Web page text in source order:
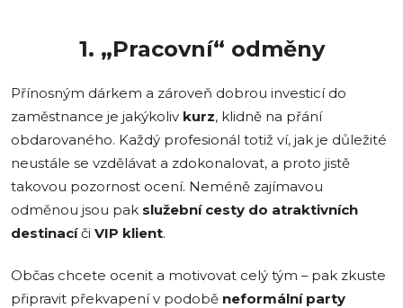
1. „Pracovní“ odměny
Přínosným dárkem a zároveň dobrou investicí do
zaměstnance je jakýkoliv kurz, klidně na přání
obdarovaného. Každý profesionál totiž ví, jak je důležité
neustále se vzdělávat a zdokonalovat, a proto jistě
takovou pozornost ocení. Neméně zajímavou
odměnou jsou pak služební cesty do atraktivních
destinacíčiVIP klient.
Občas chcete ocenit a motivovat celý tým – pak zkuste
připravit překvapení v podobě neformální party